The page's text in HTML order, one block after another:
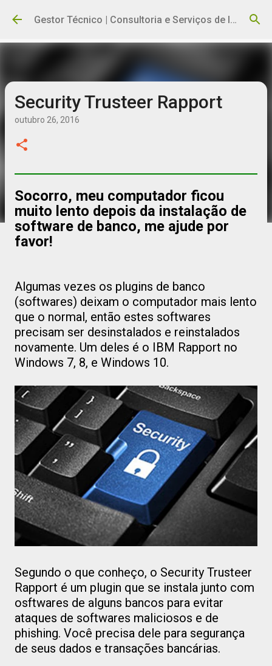
Pular para o conteúdo principal Gestor Técnico | Consultoria e Serviços de Informática
Security Trusteer Rapport
outubro 26, 2016
Socorro, meu computador ficou
muito lento depois da instalação de
software de banco, me ajude por
favor!
Algumas vezes os plugins de banco
(softwares) deixam o computador mais lento
que o normal, então estes softwares
precisam ser desinstalados e reinstalados
novamente. Um deles é o IBM Rapport no
Windows 7, 8, e Windows 10.
Segundo o que conheço, o Security Trusteer
Rapport é um plugin que se instala junto com
osftwares de alguns bancos para evitar
ataques de softwares maliciosos e de
phishing. Você precisa dele para segurança
de seus dados e transações bancárias.